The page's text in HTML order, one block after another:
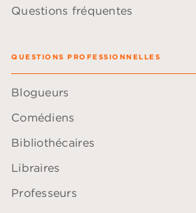
Questions fréquentes
QUESTIONS PROFESSIONNELLES
Blogueurs
Comédiens
Bibliothécaires
Libraires
Professeurs